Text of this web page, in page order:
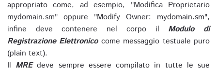
appropriato come, ad esempio, "Modifica Proprietario
mydomain.sm" oppure "Modify Owner: mydomain.sm",
infine deve contenere nel corpo il Modulo di
Registrazione Elettronicocome messaggio testuale puro
(plain text).
Il MREdeve sempre essere compilato in tutte le sue